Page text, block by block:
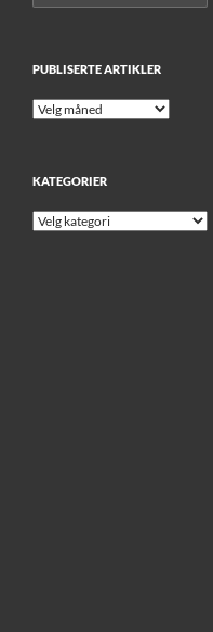
etter:
PUBLISERTE ARTIKLER
Publiserte
KATEGORIER
Kategorier